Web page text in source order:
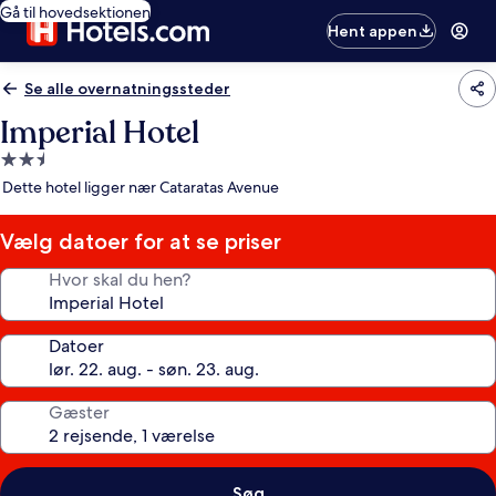
Gå til hovedsektionen
Hent appen
Se alle overnatningssteder
Imperial Hotel
2.5-
stjernet
Dette hotel ligger nær Cataratas Avenue
Vælg datoer for at se priser
Hvor skal du hen?
Datoer
Gæster